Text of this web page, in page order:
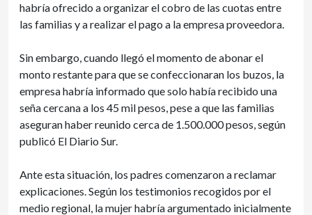
habría ofrecido a organizar el cobro de las cuotas entre
las familias y a realizar el pago a la empresa proveedora.
Sin embargo, cuando llegó el momento de abonar el
monto restante para que se confeccionaran los buzos, la
empresa habría informado que solo había recibido una
seña cercana a los 45 mil pesos, pese a que las familias
aseguran haber reunido cerca de 1.500.000 pesos, según
publicó El Diario Sur.
Ante esta situación, los padres comenzaron a reclamar
explicaciones. Según los testimonios recogidos por el
medio regional, la mujer habría argumentado inicialmente